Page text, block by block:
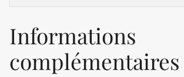
Informations
complémentaires